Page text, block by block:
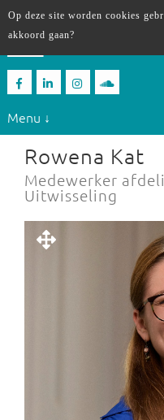
Menu ↓
Rowena Kat
Medewerker
Uitwisseling
Op deze site worden cookies
akkoord gaan?